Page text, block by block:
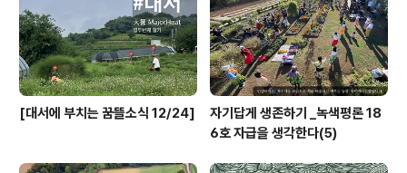
[대서에 부치는 꿈뜰소식 12/24]
자기답게 생존하기 _녹색평론 18
6호 자급을 생각한다(5)